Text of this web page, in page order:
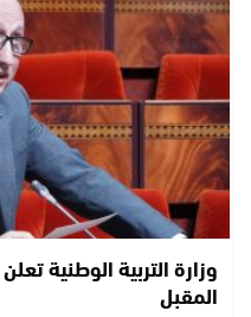
وزارة التربية الوطنية
المقبل